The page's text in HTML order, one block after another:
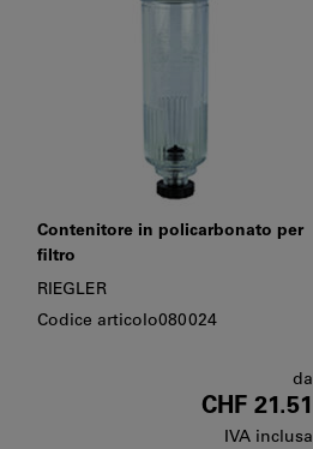
Contenitore in policarbonato per
filtro
RIEGLER
Codice articolo080024
da
CHF 21.51
IVA inclusa